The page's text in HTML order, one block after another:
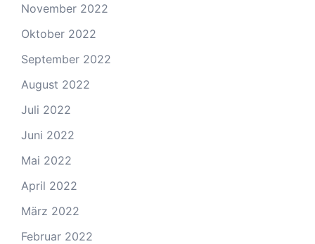
November 2022
Oktober 2022
September 2022
August 2022
Juli 2022
Juni 2022
Mai 2022
April 2022
März 2022
Februar 2022